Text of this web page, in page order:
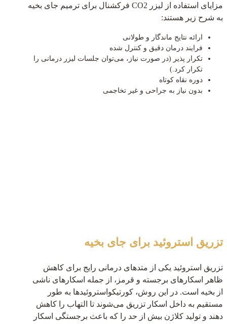
مزایای استفاده از لیزر CO2 فرکشنال برای ترمیم جای بخیه
به شرح زیر هستند:
ارائه نتایج ماندگار و طولانی
فرایند درمان دقیق و کنترل شده
تکرار پذیر (در صورت نیاز، می‌توان جلسات لیزر درمانی را
تکرار کرد.)
دوره نقاه کوتاه
بدون نیاز به جراحی و غیر تخاجمی
تزریق استروئید برای جای بخیه
تزریق استروئید یکی از متدهای درمانی رایج برای کاهش
ظاهر اسکارهای برجسته و قرمز، از جمله اسکارهای ناشی
از بخیه است. در این روش، کورتیکواستروئیدها به طور
مستقیم به داخل اسکار تزریق می‌شوند تا التهاب را کاهش
دهند و تولید کلاژن بیش از حد را که باعث برجستگی اسکار